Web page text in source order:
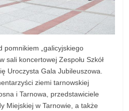
pomnikiem „galicyjskiego
sali koncertowej Zespołu Szkół
Uroczysta Gala Jubileuszowa.
ziemi tarnowskiej
i Tarnowa, przedstawiciele
Miejskiej w Tarnowie, a także